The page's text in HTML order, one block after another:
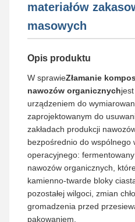
materiałów
masowych
Opis produktu
W sprawieZłamanie
nawozów organicznych
urządzeniem do
zaprojektowanym do
zakładach produkcji
bezpośrednio do wspólnego
operacyjnego:
nawozów organicznych,
kamienno-twarde bloky
pozostałej wilgoci, zmian
gromadzenia przed
pakowaniem.